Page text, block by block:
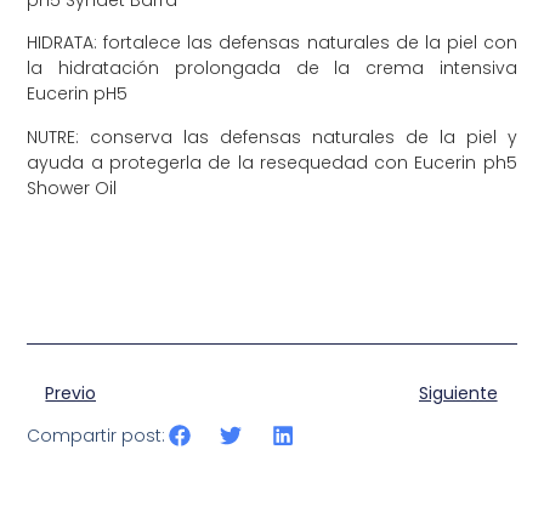
HIDRATA: fortalece las defensas naturales de la piel con
la hidratación prolongada de la crema intensiva
Eucerin pH5
NUTRE: conserva las defensas naturales de la piel y
ayuda a protegerla de la resequedad con Eucerin ph5
Shower Oil
Previo
Siguiente
Compartir post: